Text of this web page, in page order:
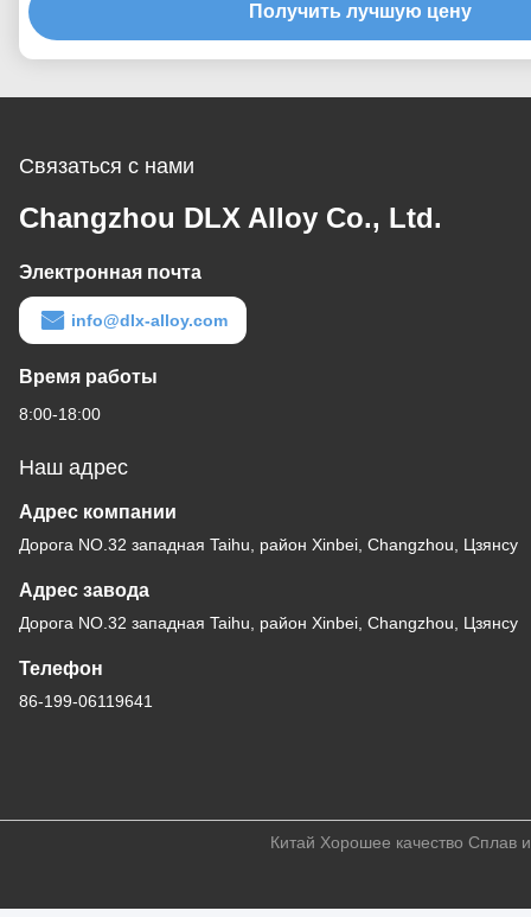
Получить лучшую цену
Связаться с нами
Changzhou DLX Alloy Co., Ltd.
Электронная почта
info@dlx-alloy.com
Время работы
8:00-18:00
Наш адрес
Адрес компании
Дорога NO.32 западная Taihu, район Xinbei, Changzhou, Цзянсу
Адрес завода
Дорога NO.32 западная Taihu, район Xinbei, Changzhou, Цзянсу
Телефон
86-199-06119641
Китай Хорошее качество Сплав